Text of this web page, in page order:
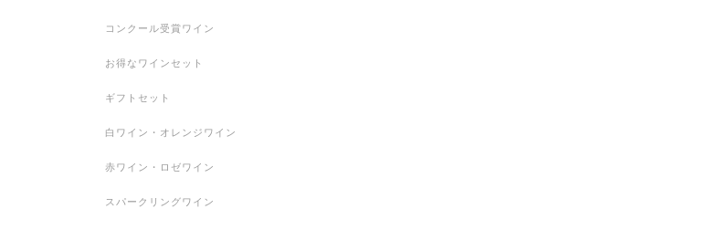
コンクール受賞ワイン
お得なワインセット
ギフトセット
白ワイン・オレンジワイン
赤ワイン・ロゼワイン
スパークリングワイン